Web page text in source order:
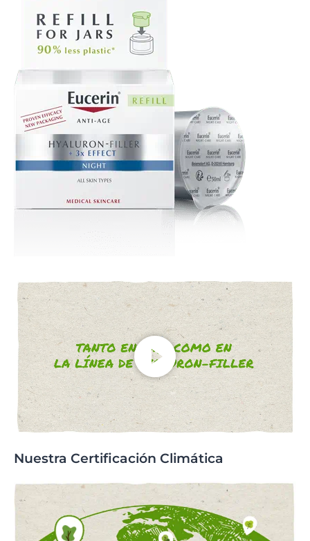
Nuestra Certificación Climática